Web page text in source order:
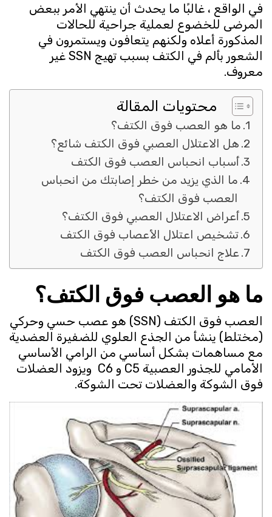
في الواقع ، غالبًا ما يحدث أن ينتهي الأمر ببعض
المرضى للخضوع لعملية جراحية للحالات
المذكورة أعلاه ولكنهم يتعافون ويستمرون في
الشعور بألم في الكتف بسبب تهيج SSN غير
معروف.
محتويات المقالة
ما هو العصب فوق الكتف؟
هل الاعتلال العصبي فوق الكتف شائع؟
أسباب انحباس العصب فوق الكتف
ما الذي يزيد من خطر إصابتك من انحباس
العصب فوق الكتف؟
أعراض الاعتلال العصبي فوق الكتف؟
تشخيص اعتلال الأعصاب فوق الكتف
علاج انحباس العصب فوق الكتف
ما هو العصب فوق الكتف؟
العصب فوق الكتف (SSN) هو عصب حسي وحركي
(مختلط) ينشأ من الجذع العلوي للضفيرة العضدية
مع مساهمات بشكل أساسي من الرامي الأساسي
الأمامي للجذور العصبية C5 و C6 ويزود العضلات
فوق الشوكة والعضلات تحت الشوكة.